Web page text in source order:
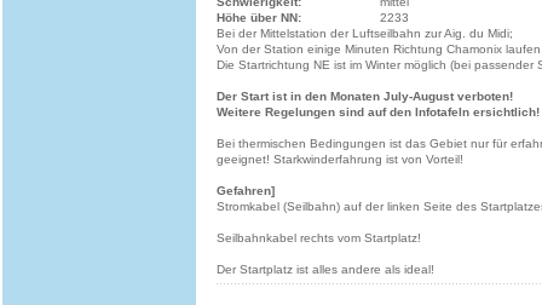
Höhe über NN:
2233
Bei der Mittelstation der Luftseilbahn zur Aig. du Midi;
Von der Station einige Minuten Richtung Chamonix
Die Startrichtung NE ist im Winter möglich (bei passender
Der Start ist in den Monaten July-August verboten!
Weitere Regelungen sind auf den Infotafeln ersichtlich!
Bei thermischen Bedingungen ist das Gebiet nur für
geeignet! Starkwinderfahrung ist von Vorteil!
Gefahren]
Stromkabel (Seilbahn) auf der linken Seite des
Seilbahnkabel rechts vom Startplatz!
Der Startplatz ist alles andere als ideal!